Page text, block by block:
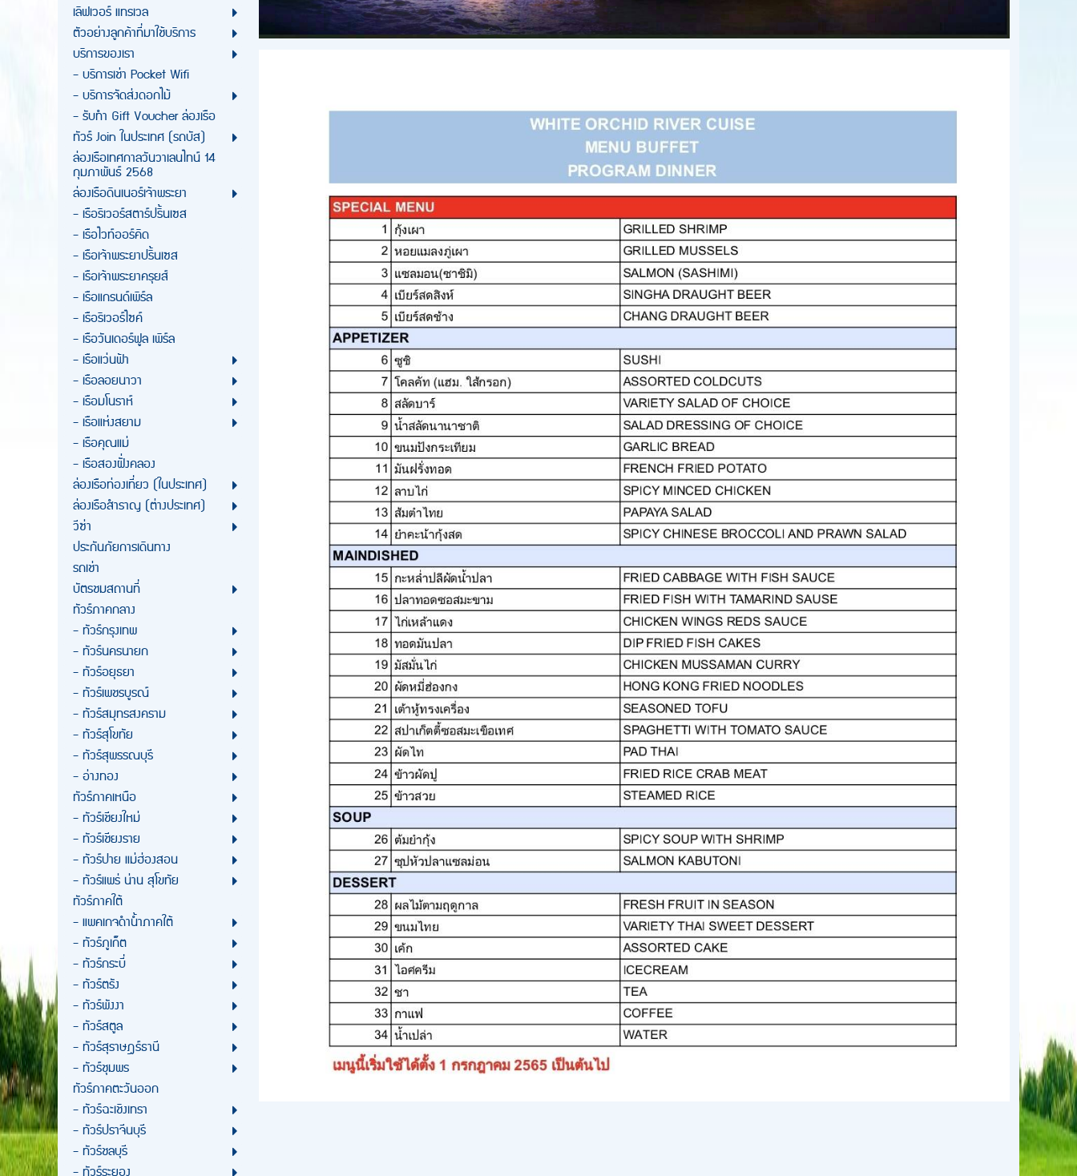
เลิฟเวอร์ แทรเวล
ตัวอย่างลูกค้าที่มาใช้บริการ
บริการของเรา
- บริการเช่า Pocket Wifi
- บริการจัดส่งดอกไม้
- รับทำ Gift Voucher ล่องเรือ
ทัวร์ Join ในประเทศ (รถบัส)
ล่องเรือเทศกาลวันวาเลนไทน์ 14
กุมภาพันธ์ 2568
ล่องเรือดินเนอร์เจ้าพระยา
- เรือริเวอร์สตาร์ปริ้นเซส
- เรือไวท์ออร์คิด
- เรือเจ้าพระยาปริ้นเซส
- เรือเจ้าพระยาครุยส์
- เรือแกรนด์เพิร์ล
- เรือริเวอร์ไซค์
- เรือวันเดอร์ฟูล เพิร์ล
- เรือแว่นฟ้า
- เรือลอยนาวา
- เรือมโนราห์
- เรือแห่งสยาม
- เรือคุณแม่
- เรือสองฝั่งคลอง
ล่องเรือท่องเที่ยว (ในประเทศ)
ล่องเรือสำราญ (ต่างประเทศ)
วีซ่า
ประกันภัยการเดินทาง
รถเช่า
บัตรชมสถานที่
ทัวร์ภาคกลาง
- ทัวร์กรุงเทพ
- ทัวร์นครนายก
- ทัวร์อยุธยา
- ทัวร์เพชรบูรณ์
- ทัวร์สมุทรสงคราม
- ทัวร์สุโขทัย
- ทัวร์สุพรรณบุรี
- อ่างทอง
ทัวร์ภาคเหนือ
- ทัวร์เชียงใหม่
- ทัวร์เชียงราย
- ทัวร์ปาย แม่ฮ่องสอน
- ทัวร์แพร่ น่าน สุโขทัย
ทัวร์ภาคใต้
- แพคเกจดำน้ำภาคใต้
- ทัวร์ภูเก็ต
- ทัวร์กระบี่
- ทัวร์ตรัง
- ทัวร์พังงา
- ทัวร์สตูล
- ทัวร์สุราษฎร์ธานี
- ทัวร์ชุมพร
ทัวร์ภาคตะวันออก
- ทัวร์ฉะเชิงเทรา
- ทัวร์ปราจีนบุรี
- ทัวร์ชลบุรี